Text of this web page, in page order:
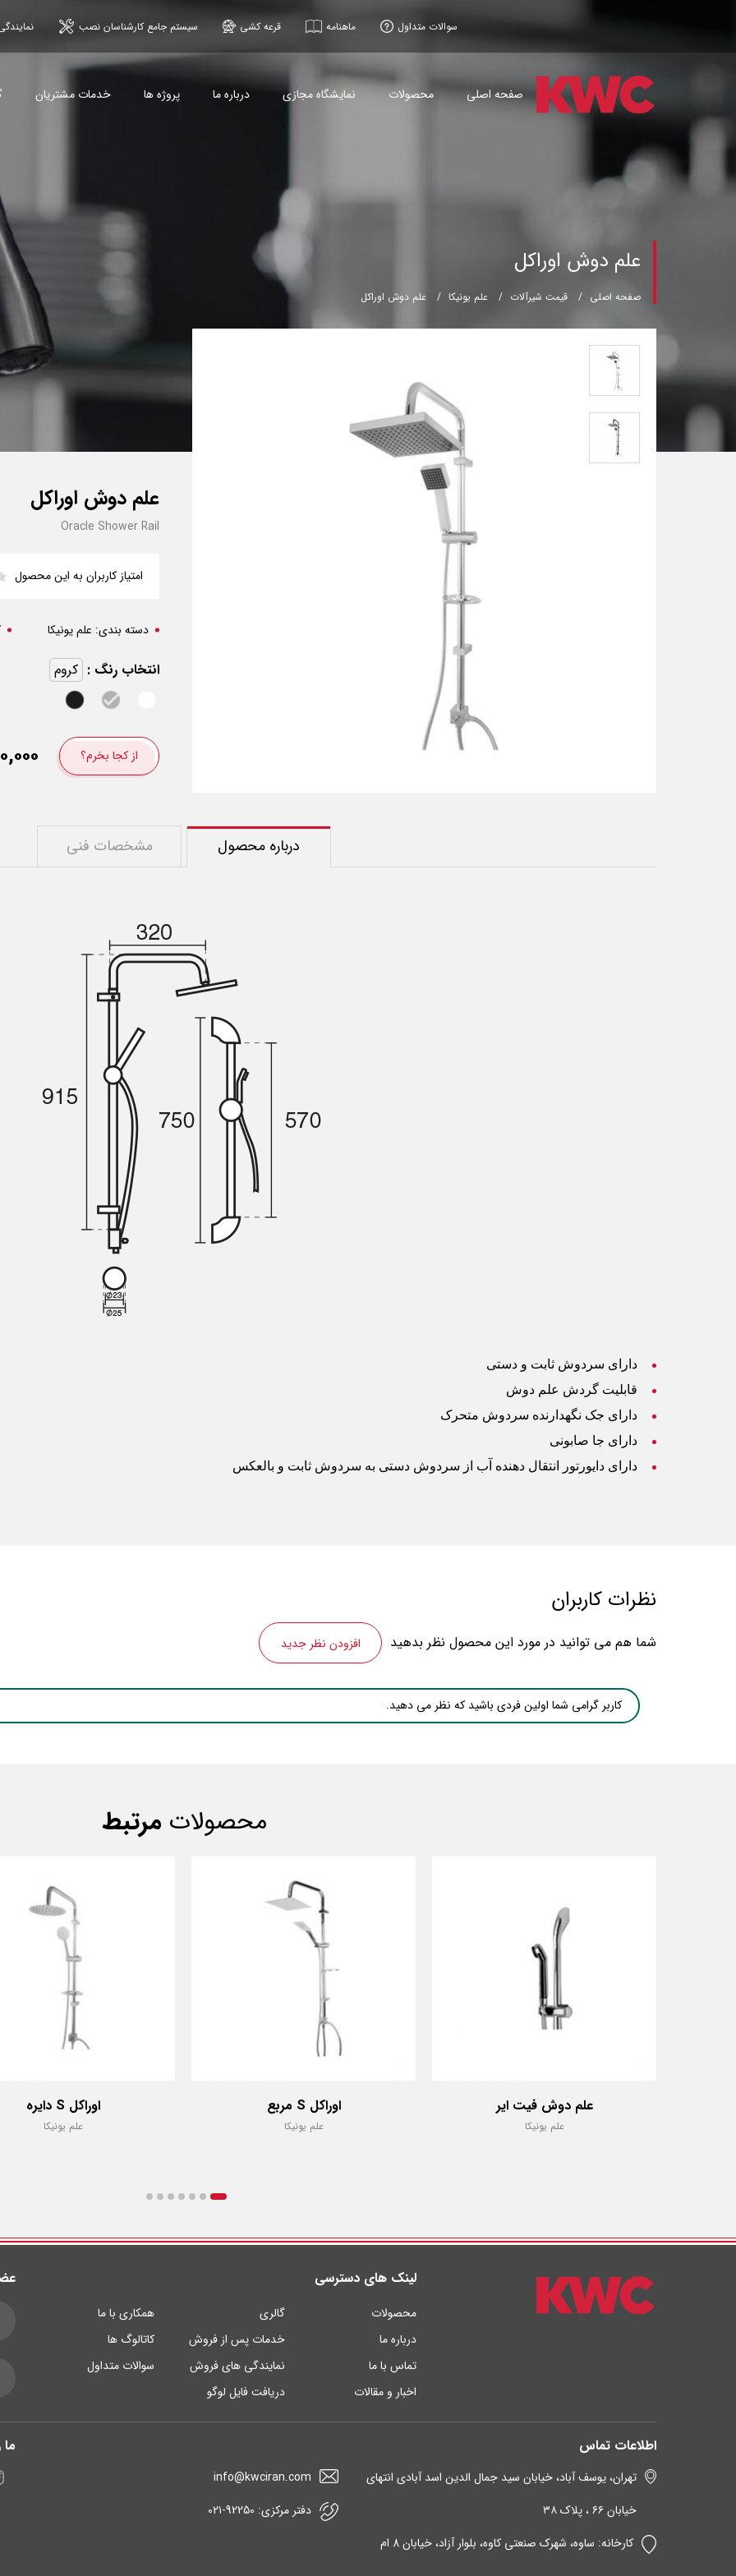
سوالات متداول ماهنامه قرعه کشی سیستم جامع کارشناسان نصب
صفحه اصلی محصولات نمایشگاه مجازی درباره ما پروژه ها خدمات مشتریان
علم دوش اوراکل
صفحه اصلی قیمت شیرآلات علم یونیکا علم دوش اوراکل
علم دوش اوراکل
Oracle Shower Rail
امتیاز کاربران به این محصول
دسته بندی: علم یونیکا
انتخاب رنگ : کروم
از کجا بخرم؟
درباره محصول مشخصات فنی
دارای سردوش ثابت و دستی
قابلیت گردش علم دوش
دارای جک نگهدارنده سردوش متحرک
دارای جا صابونی
دارای دایورتور انتقال دهنده آب از سردوش دستی به سردوش ثابت و بالعکس
نظرات کاربران
شما هم می توانید در مورد این محصول نظر بدهید افزودن نظر جدید
کاربر گرامی شما اولین فردی باشید که نظر می دهید.
محصولات مرتبط
علم دوش فیت ایر
علم یونیکا
اوراکل S مربع
علم یونیکا
اوراکل S دایره
علم یونیکا
لینک های دسترسی
محصولات
درباره ما
تماس با ما
اخبار و مقالات
گالری
خدمات پس از فروش
نمایندگی های فروش
دریافت فایل لوگو
همکاری با ما
کاتالوگ ها
سوالات متداول
اطلاعات تماس
تهران، یوسف آباد، خیابان سید جمال الدین اسد آبادی انتهای
خیابان ۶۶ ، پلاک ۳۸
کارخانه: ساوه، شهرک صنعتی کاوه، بلوار آزاد، خیابان 8 ام
info@kwciran.com
دفتر مرکزی: 92250-۰۲۱
ما